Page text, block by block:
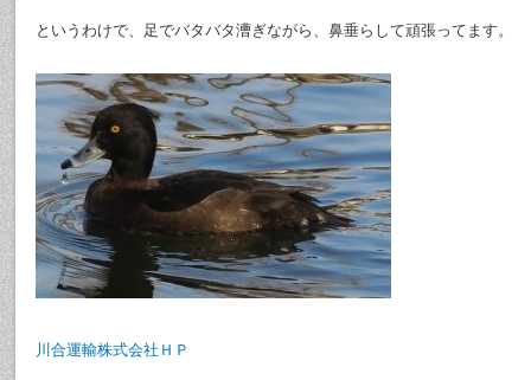
というわけで、足でバタバタ漕ぎながら、鼻垂らして頑張ってます。
川合運輸株式会社ＨＰ